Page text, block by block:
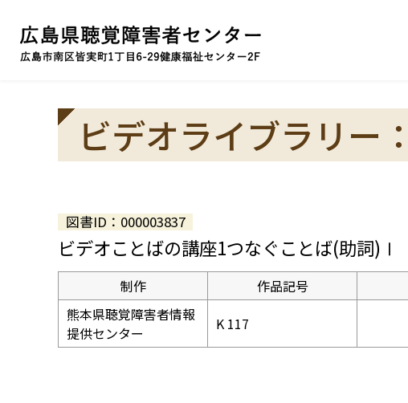
ビデオライブラリー
図書ID：000003837
ビデオことばの講座1つなぐことば(助詞)Ⅰ
制作 作品記号
熊本県聴覚障害者情報
提供センター
K 117